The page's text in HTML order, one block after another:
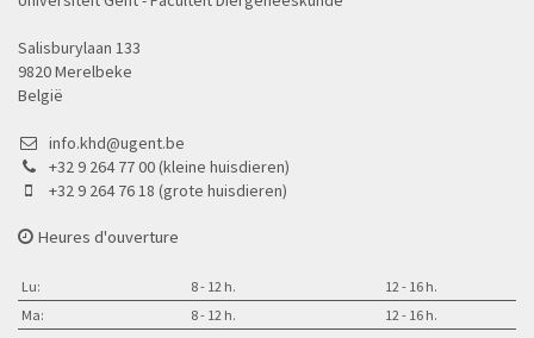
Salisburylaan 133
9820 Merelbeke
België
info.khd@ugent.be
+32 9 264 77 00 (kleine huisdieren)
+32 9 264 76 18 (grote huisdieren)
Heures d'ouverture
Lu: 8 - 12 h.
12 - 16 h.
Ma:
8 - 12 h.
12 - 16 h.